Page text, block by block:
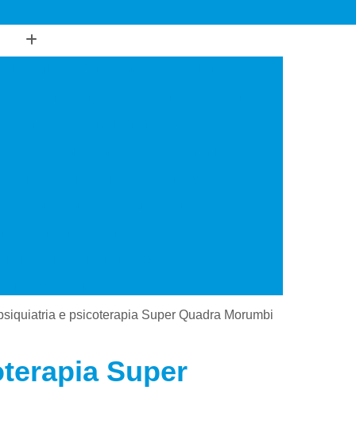
de Uso de Cocaína
de Uso de Drogas Sintéticas
e psicoterapia Super Quadra Morumbi
Super